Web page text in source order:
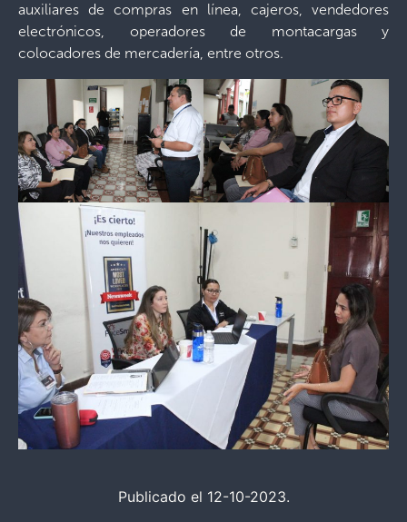
auxiliares de compras en línea, cajeros, vendedores
electrónicos, operadores de montacargas y
colocadores de mercadería, entre otros.
Publicado el 12-10-2023.